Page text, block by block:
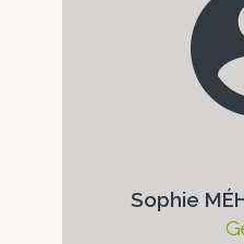
Sophie